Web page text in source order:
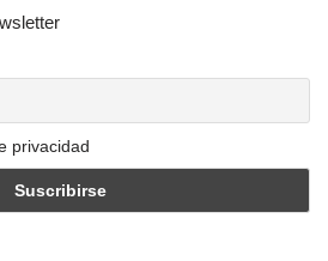
privacidad